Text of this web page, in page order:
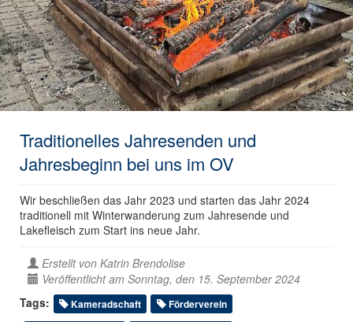
Traditionelles Jahresenden und
Jahresbeginn bei uns im OV
Wir beschließen das Jahr 2023 und starten das Jahr 2024
traditionell mit Winterwanderung zum Jahresende und
Lakefleisch zum Start ins neue Jahr.
Erstellt von Katrin Brendolise
Veröffentlicht am Sonntag, den 15. September 2024
Tags:
Kameradschaft
Förderverein